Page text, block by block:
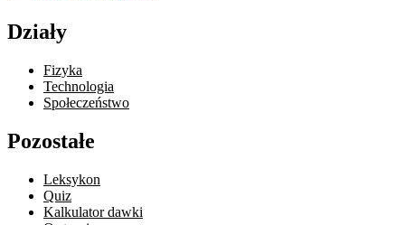
Działy
Fizyka
Technologia
Społeczeństwo
Pozostałe
Leksykon
Quiz
Kalkulator dawki